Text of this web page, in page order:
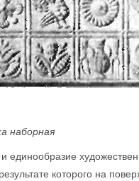
наборная
единообразие
которого на